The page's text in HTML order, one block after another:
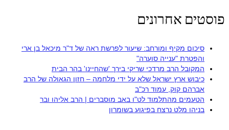
פוסטים אחרונים
סיכום מקיף ומורחב: שיעור לפרשת ראה של ד"ר מיכאל בן ארי
והפטרת "ענייה סוערה"
המקובל הרב מרדכי שריקי בירך 'שהחיינו' בהר הבית
כיבוש ארץ ישראל שלא על ידי מלחמה – חזון הגאולה של הרב
אברהם קוק, עמוד רכ"ב
הטעמים מהתלמוד לט"ו באב מוסברים | הרב אליהו ובר
בניהו מלט נרצח בפיגוע בשומרון